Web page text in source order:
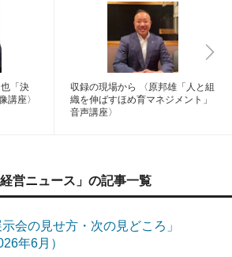
「決
講座〉
収録の現場から 〈原邦雄「人と組
織を伸ばすほめ育マネジメント」
音声講座〉
営ニュース」の記事一覧
示会の見せ方・次の見どころ」
年6月）